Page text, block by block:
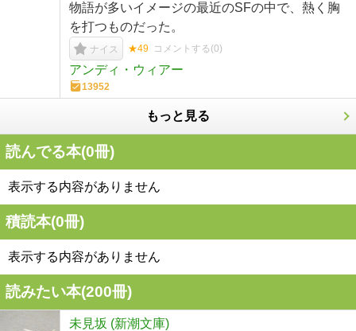
物語が多いイメージの最近のSFの中で、熱く胸
を打つものだった。
ナイス ★49 コメントする(0)
アンディ・ウィアー
13952
もっと見る
読んでる本(0冊)
表示する内容がありません
積読本(0冊)
表示する内容がありません
読みたい本(200冊)
未見坂 (新潮文庫)